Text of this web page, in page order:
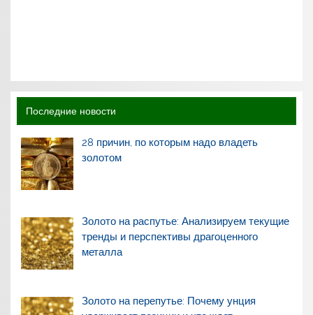
Последние новости
28 причин, по которым надо владеть
золотом
Золото на распутье: Анализируем текущие
тренды и перспективы драгоценного
металла
Золото на перепутье: Почему унция